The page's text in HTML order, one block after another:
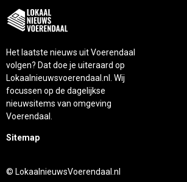
Het laatste nieuws uit Voerendaal
volgen? Dat doe je uiteraard op
Lokaalnieuwsvoerendaal.nl. Wij
focussen op de dagelijkse
nieuwsitems van omgeving
Voerendaal.
Sitemap
© LokaalnieuwsVoerendaal.nl